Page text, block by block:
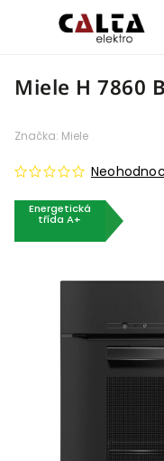
Miele H 7860
Energetická
třída A+
Značka: Miele